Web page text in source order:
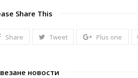
Share This
Share Tweet Plus one
новости